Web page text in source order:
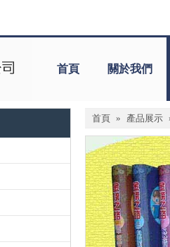
首頁 關於我們
首頁 » 產品展示